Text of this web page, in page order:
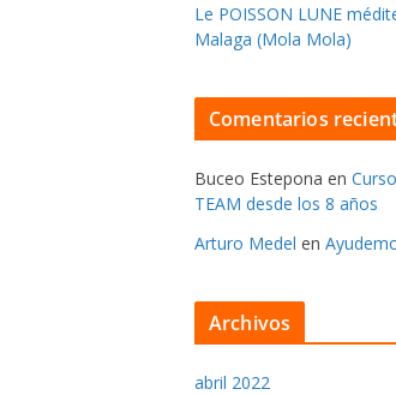
Le POISSON LUNE
Malaga (Mola Mola)
Comentarios
Buceo Estepona en
TEAM desde los 8 años
Arturo Medel en
Archivos
abril 2022